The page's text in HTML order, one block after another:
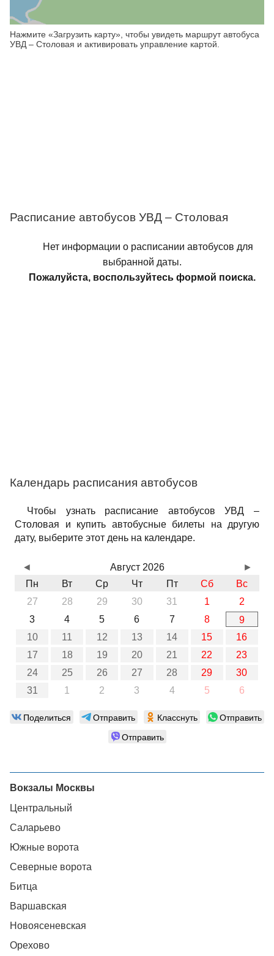
Нажмите «Загрузить карту», чтобы увидеть маршрут автобуса
УВД – Столовая и активировать управление картой.
Расписание автобусов УВД – Столовая
Нет информации о расписании автобусов для
выбранной даты.
Пожалуйста, воспользуйтесь формой поиска.
Календарь расписания автобусов
Чтобы узнать расписание автобусов УВД –
Столовая и купить автобусные билеты на другую
дату, выберите этот день на календаре.
Август 2026
Пн
Вт Ср Чт Пт Сб
Вс
27
28 29 30 31 1
2
3
4 5 6 7 8
9
10
11 12 13 14 15
16
17
18 19 20 21 22
23
24
25 26 27 28 29
30
31
1 2 3 4 5 6
◄ ►
Поделиться Отправить Класснуть
Отправить
Отправить
Вокзалы Москвы
Центральный
Саларьево
Южные ворота
Северные ворота
Битца
Варшавская
Новоясеневская
Орехово